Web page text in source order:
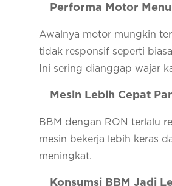
Performa Motor
Awalnya motor mungkin
tidak responsif seperti
Ini sering dianggap wajar
Mesin Lebih Cepat
BBM dengan RON terlalu
mesin bekerja lebih keras
meningkat.
Konsumsi BBM Jadi